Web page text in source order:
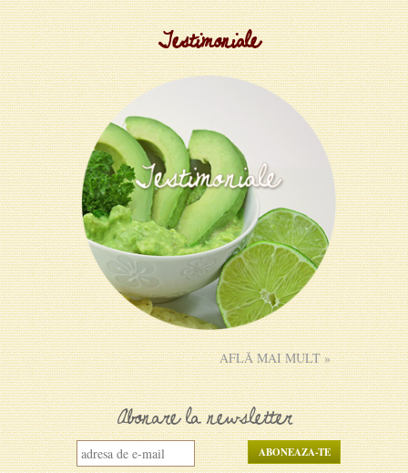
Testimoniale
AFLĂ MAI MULT »
Abonare la newsletter